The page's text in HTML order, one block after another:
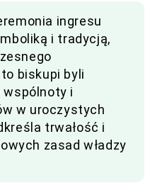
ingresu
i tradycją,
biskupi byli
wspólnoty i
w uroczystych
trwałość i
zasad władzy